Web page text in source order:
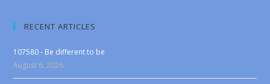
RECENT ARTICLES
107580 - Be different to be
August 6, 2026